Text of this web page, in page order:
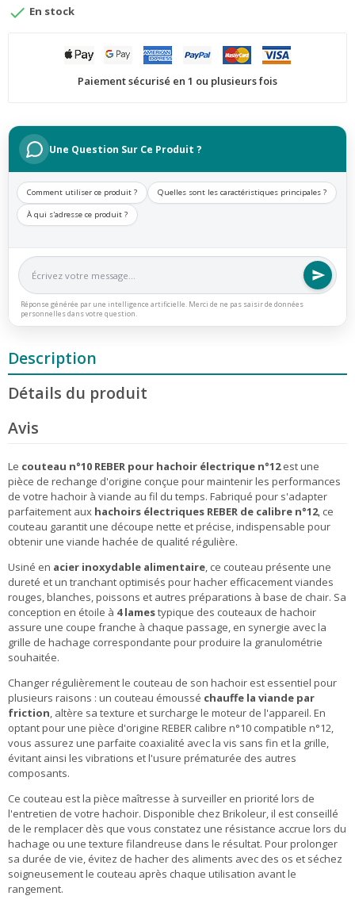
 En stock
Paiement sécurisé en 1 ou plusieurs fois
Une Question Sur Ce Produit ?
Comment utiliser ce produit ? Quelles sont les caractéristiques principales ?
À qui s'adresse ce produit ?
Réponse générée par une intelligence artificielle. Merci de ne pas saisir de données
personnelles dans votre question.
Description
Détails du produit
Avis
Le couteau n°10 REBER pour hachoir électrique n°12est une
pièce de rechange d'origine conçue pour maintenir les performances
de votre hachoir à viande au fil du temps. Fabriqué pour s'adapter
parfaitement aux hachoirs électriques REBER de calibre n°12, ce
couteau garantit une découpe nette et précise, indispensable pour
obtenir une viande hachée de qualité régulière.
Usiné en acier inoxydable alimentaire, ce couteau présente une
dureté et un tranchant optimisés pour hacher efficacement viandes
rouges, blanches, poissons et autres préparations à base de chair. Sa
conception en étoile à 4 lamestypique des couteaux de hachoir
assure une coupe franche à chaque passage, en synergie avec la
grille de hachage correspondante pour produire la granulométrie
souhaitée.
Changer régulièrement le couteau de son hachoir est essentiel pour
plusieurs raisons : un couteau émoussé chauffe la viande par
friction, altère sa texture et surcharge le moteur de l'appareil. En
optant pour une pièce d'origine REBER calibre n°10 compatible n°12,
vous assurez une parfaite coaxialité avec la vis sans fin et la grille,
évitant ainsi les vibrations et l'usure prématurée des autres
composants.
Ce couteau est la pièce maîtresse à surveiller en priorité lors de
l'entretien de votre hachoir. Disponible chez Brikoleur, il est conseillé
de le remplacer dès que vous constatez une résistance accrue lors du
hachage ou une texture filandreuse dans le résultat. Pour prolonger
sa durée de vie, évitez de hacher des aliments avec des os et séchez
soigneusement le couteau après chaque utilisation avant le
rangement.